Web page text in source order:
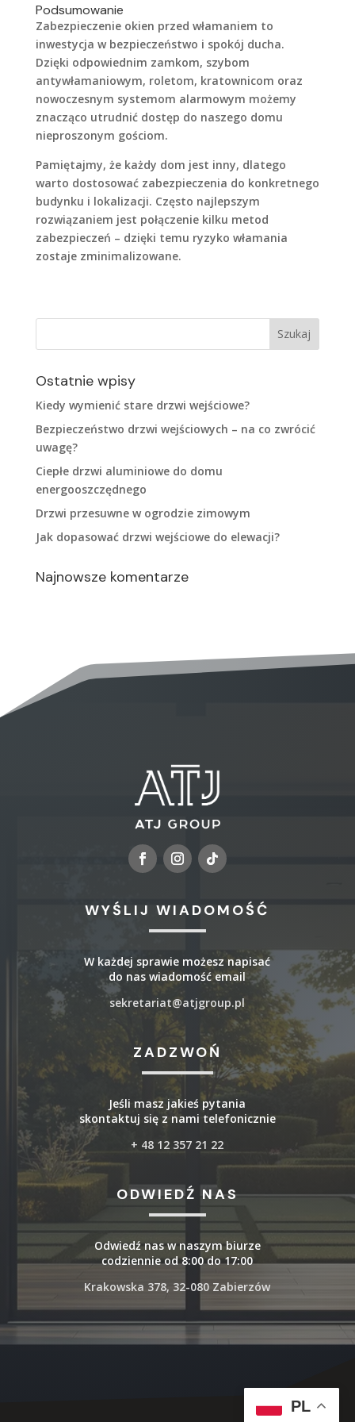
Podsumowanie
Zabezpieczenie okien przed włamaniem to
inwestycja w bezpieczeństwo i spokój ducha.
Dzięki odpowiednim zamkom, szybom
antywłamaniowym, roletom, kratownicom oraz
nowoczesnym systemom alarmowym możemy
znacząco utrudnić dostęp do naszego domu
nieproszonym gościom.
Pamiętajmy, że każdy dom jest inny, dlatego
warto dostosować zabezpieczenia do konkretnego
budynku i lokalizacji. Często najlepszym
rozwiązaniem jest połączenie kilku metod
zabezpieczeń – dzięki temu ryzyko włamania
zostaje zminimalizowane.
Ostatnie wpisy
Kiedy wymienić stare drzwi wejściowe?
Bezpieczeństwo drzwi wejściowych – na co zwrócić
uwagę?
Ciepłe drzwi aluminiowe do domu
energooszczędnego
Drzwi przesuwne w ogrodzie zimowym
Jak dopasować drzwi wejściowe do elewacji?
Najnowsze komentarze
WYŚLIJ WIADOMOŚĆ
W każdej sprawie możesz napisać
do nas wiadomość email
sekretariat@atjgroup.pl
ZADZWOŃ
Jeśli masz jakieś pytania
skontaktuj się z nami telefonicznie
+ 48 12 357 21 22
ODWIEDŹ NAS
Odwiedź nas w naszym biurze
codziennie od 8:00 do 17:00
Krakowska 378, 32-080 Zabierzów
PL